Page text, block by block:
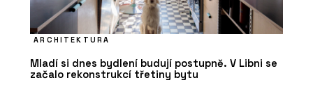
ARCHITEKTURA
Mladí si dnes bydlení budují postupně. V Libni se
začalo rekonstrukcí třetiny bytu